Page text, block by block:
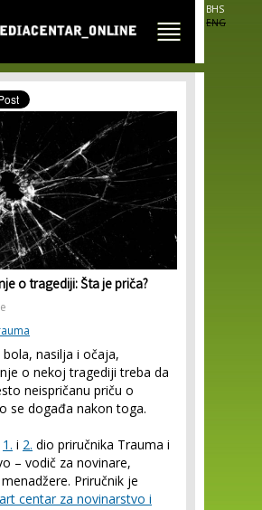
BHS
ENG
o tragediji: Šta je priča?
nasilja i očaja,
o nekoj tragediji treba da
neispričanu priču o
se događa nakon toga.
1. i 2. dio priručnika Trauma i
– vodič za novinare,
Priručnik je
centar za novinarstvo i